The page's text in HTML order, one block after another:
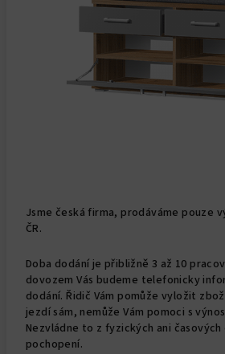
Jsme česká firma, prodáváme pouze
ČR.
Doba dodání je přibližně 3 až 10
dovozem Vás budeme telefonicky
dodání. Řidič Vám pomůže vyložit
jezdí sám, nemůže Vám pomoci s
Nezvládne to z fyzických ani časových
pochopení.